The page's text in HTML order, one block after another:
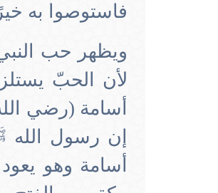
فاستوصوا به
ويظهر حب
لأن الحبّ
أسامة (رضي
إن رسول
أسامة وهو